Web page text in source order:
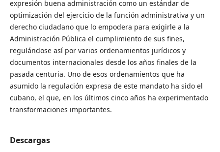
expresión buena administración como un estándar de
optimización del ejercicio de la función administrativa y un
derecho ciudadano que lo empodera para exigirle a la
Administración Pública el cumplimiento de sus fines,
regulándose así por varios ordenamientos jurídicos y
documentos internacionales desde los años finales de la
pasada centuria. Uno de esos ordenamientos que ha
asumido la regulación expresa de este mandato ha sido el
cubano, el que, en los últimos cinco años ha experimentado
transformaciones importantes.
Descargas